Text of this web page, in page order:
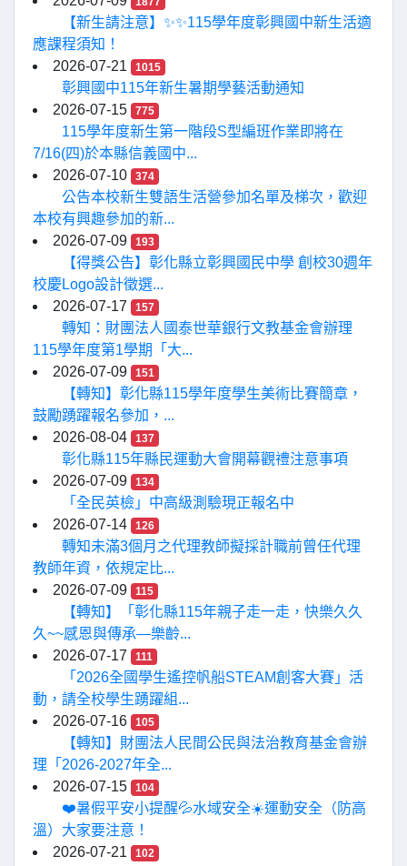
【新生請注意】✨✨115學年度彰興國中新生活適
應課程須知！
2026-07-21
1015
彰興國中115年新生暑期學藝活動通知
2026-07-15
775
115學年度新生第一階段S型編班作業即將在
7/16(四)於本縣信義國中...
2026-07-10
374
公告本校新生雙語生活營參加名單及梯次，歡迎
本校有興趣參加的新...
2026-07-09
193
【得獎公告】彰化縣立彰興國民中學 創校30週年
校慶Logo設計徵選...
2026-07-17
157
轉知：財團法人國泰世華銀行文教基金會辦理
115學年度第1學期「大...
2026-07-09
151
【轉知】彰化縣115學年度學生美術比賽簡章，
鼓勵踴躍報名參加，...
2026-08-04
137
彰化縣115年縣民運動大會開幕觀禮注意事項
2026-07-09
134
「全民英檢」中高級測驗現正報名中
2026-07-14
126
轉知未滿3個月之代理教師擬採計職前曾任代理
教師年資，依規定比...
2026-07-09
115
【轉知】「彰化縣115年親子走一走，快樂久久
久~~感恩與傳承—樂齡...
2026-07-17
111
「2026全國學生遙控帆船STEAM創客大賽」活
動，請全校學生踴躍組...
2026-07-16
105
【轉知】財團法人民間公民與法治教育基金會辦
理「2026-2027年全...
2026-07-15
104
❤️暑假平安小提醒💦水域安全☀️運動安全（防高
溫）大家要注意！
2026-07-21
102